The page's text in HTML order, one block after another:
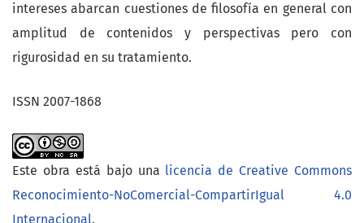
intereses abarcan cuestiones de filosofía en general con
amplitud de contenidos y perspectivas pero con
rigurosidad en su tratamiento.
ISSN 2007-1868
Este obra está bajo una licencia de Creative Commons
Reconocimiento-NoComercial-CompartirIgual 4.0
Internacional.